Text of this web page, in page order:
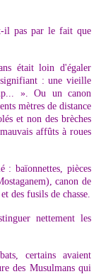
il pas par le fait que
était loin d'égaler
: une vieille
». Ou un canon
mètres de distance
et non des brèches
affûts à roues
: baïonnettes, pièces
canon de
des fusils de chasse.
nettement les
certains avaient
des Musulmans qui